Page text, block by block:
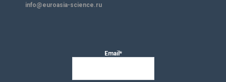
info@euroasia-science.ru
Email*